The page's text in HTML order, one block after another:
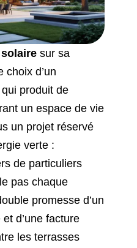
sur sa
choix d’un
produit de
un espace de vie
un projet réservé
verte :
de particuliers
pas chaque
promesse d’un
d’une facture
les terrasses